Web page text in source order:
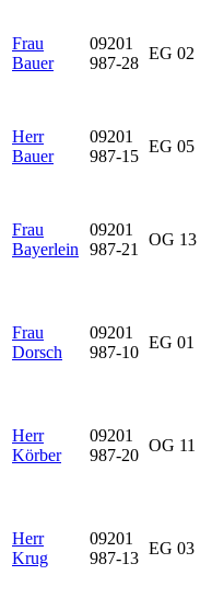
Frau
Bauer
09201
987-28
EG 02
Herr
Bauer
09201
987-15
EG 05
Frau
Bayerlein
09201
987-21
OG 13
Frau
Dorsch
09201
987-10
EG 01
Herr
Körber
09201
987-20
OG 11
Herr
Krug
09201
987-13
EG 03